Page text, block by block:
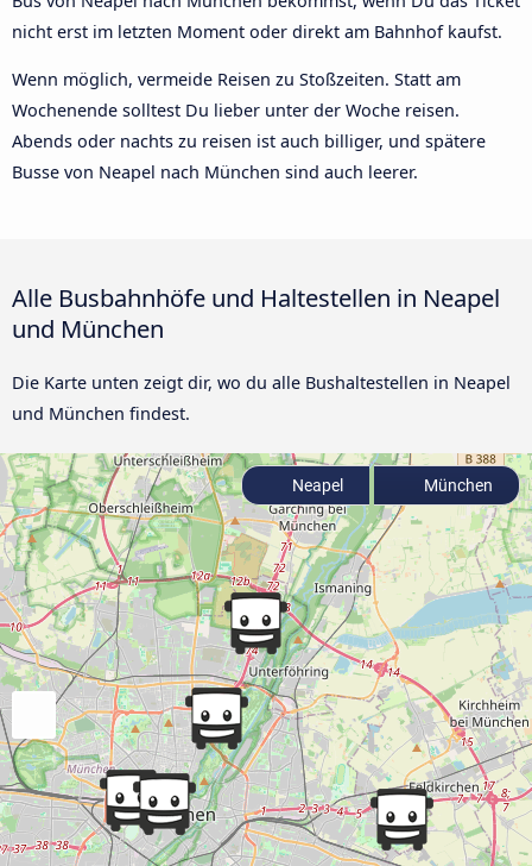
nicht erst im letzten Moment oder direkt am Bahnhof kaufst.
Wenn möglich, vermeide Reisen zu Stoßzeiten. Statt am
Wochenende solltest Du lieber unter der Woche reisen.
Abends oder nachts zu reisen ist auch billiger, und spätere
Busse von Neapel nach München sind auch leerer.
Alle Busbahnhöfe und Haltestellen in Neapel
und München
Die Karte unten zeigt dir, wo du alle Bushaltestellen in Neapel
und München findest.
Neapel München